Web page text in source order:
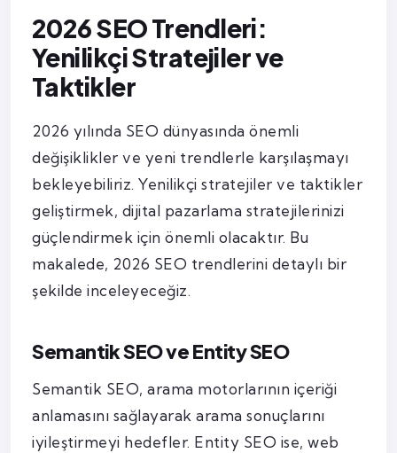
2026 SEO Trendleri:
Yenilikçi Stratejiler ve
Taktikler
2026 yılında SEO dünyasında önemli
değişiklikler ve yeni trendlerle karşılaşmayı
bekleyebiliriz. Yenilikçi stratejiler ve taktikler
geliştirmek, dijital pazarlama stratejilerinizi
güçlendirmek için önemli olacaktır. Bu
makalede, 2026 SEO trendlerini detaylı bir
şekilde inceleyeceğiz.
Semantik SEO ve Entity SEO
Semantik SEO, arama motorlarının içeriği
anlamasını sağlayarak arama sonuçlarını
iyileştirmeyi hedefler. Entity SEO ise, web